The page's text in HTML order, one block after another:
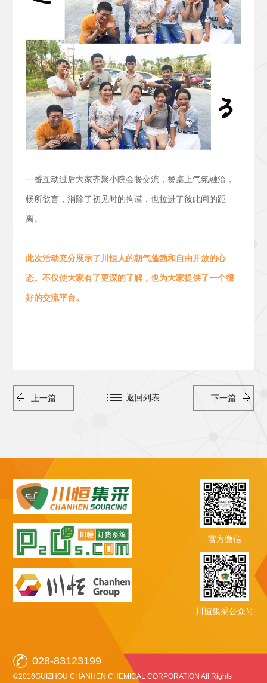
一番互动过后大家齐聚小院会餐交流， 餐桌上气氛融洽，
畅所欲言，消除了初见时的拘谨，也拉进了彼此间的距
离。
此次活动充分展示了川恒人的朝气蓬勃和 自由开放的心
态。 不仅使大家有了更深的了解，也为大家提供了一个很
好的交流平台。
上一篇 下一篇
返回列表
官方微信
川恒集采公众号
028-83123199
©2016GUIZHOU CHANHEN CHEMICAL CORPORATION All Rights